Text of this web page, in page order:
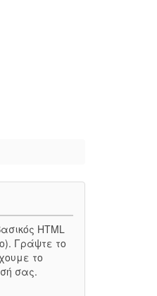
HTML
Γράψτε το
το
σας.